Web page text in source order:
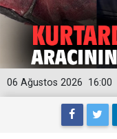
16:00
06 Ağustos 2026